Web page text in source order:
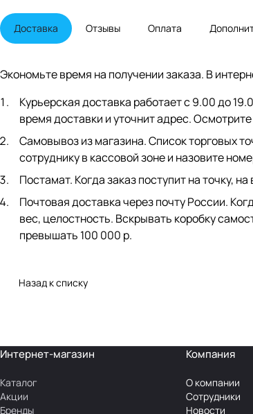
Доставка Отзывы Оплата
Экономьте время на получении заказа. В
Курьерская доставка работает с 9.00 до
время доставки и уточнит адрес.
Самовывоз из магазина. Список торговых
сотруднику в кассовой зоне и назовите
Постамат. Когда заказ поступит на точку,
Почтовая доставка через почту России.
вес, целостность. Вскрывать коробку
превышать 100 000 р.
Назад к списку
Интернет-магазин
Каталог
Акции
Бренды
Компания
О компании
Сотрудники
Новости